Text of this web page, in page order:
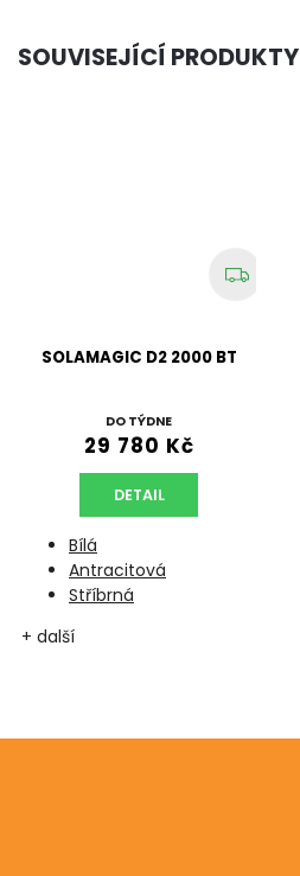
SOUVISEJÍCÍ PRODUKTY
SOLAMAGIC D2 2000 BT
DO TÝDNE
29 780 Kč
DETAIL
Bílá
Antracitová
Stříbrná
+ další